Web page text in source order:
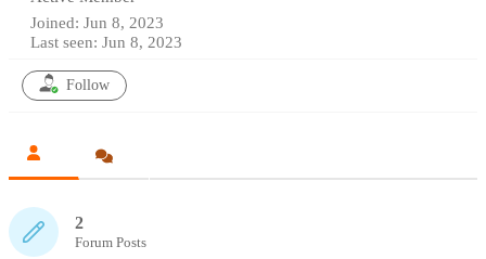
Joined: Jun 8, 2023
Last seen: Jun 8, 2023
Follow
2
Forum Posts